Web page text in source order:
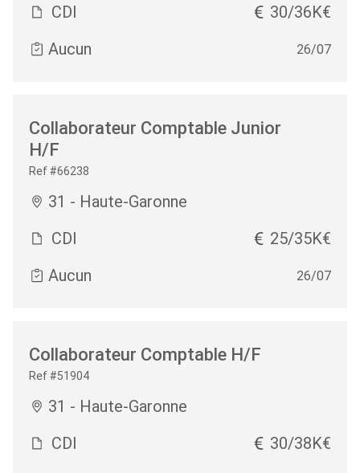
CDI
30/36K€
Aucun
26/07
Collaborateur Comptable Junior
H/F
Ref #66238
31 - Haute-Garonne
CDI
25/35K€
Aucun
26/07
Collaborateur Comptable H/F
Ref #51904
31 - Haute-Garonne
CDI
30/38K€